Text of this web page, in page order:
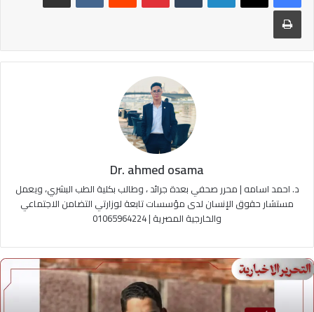
طباعة
Dr. ahmed osama
د. احمد اسامه | محرر صحفي بعدة جرائد ، وطالب بكلية الطب البشري، ويعمل
مستشار حقوق الإنسان لدى مؤسسات تابعة لوزارتي التضامن الاجتماعي
والخارجية المصرية | 01065964224